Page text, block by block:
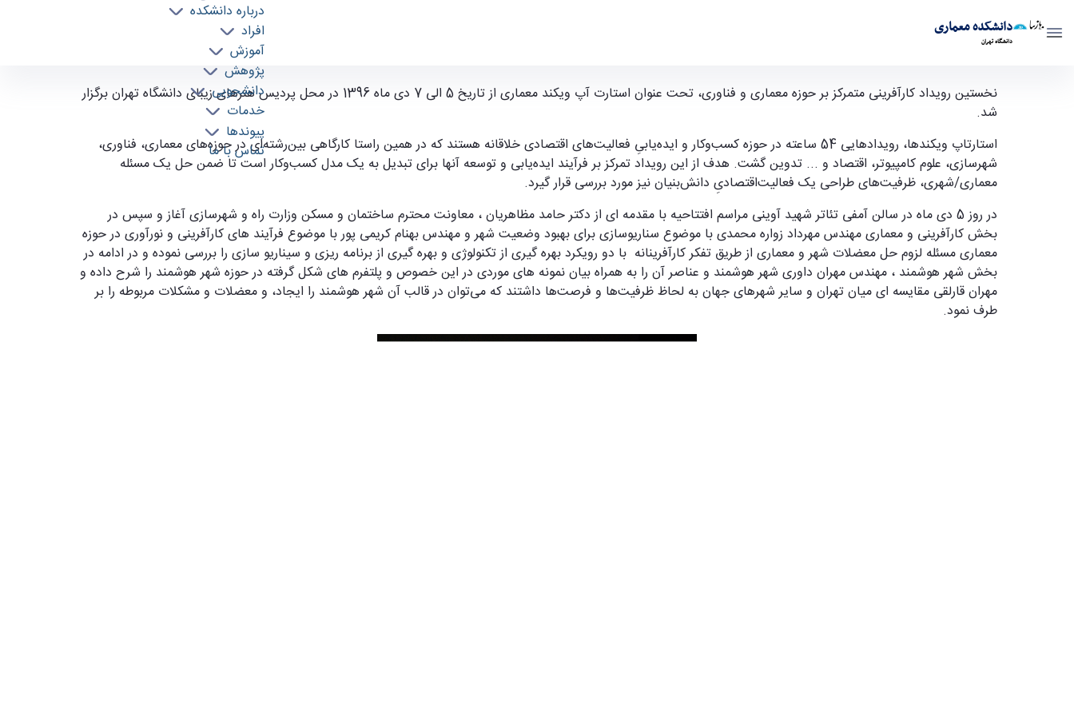
دانشکده معماری
دانشگاه تهران
درباره دانشکده
افراد
آموزش
پژوهش
دانشجویی
خدمات
پیوندها
تماس با ما
گزارش نخستین استارت آپ ویکند معماری و شهر؛ کارگاه آموزشی ایده‌یابی برای کسب‌وکار نوین و دانش‌محور در حوزه معماری و شهر - دانشکده معماری
نخستین رویداد کارآفرینی متمرکز بر حوزه معماری و فناوری، تحت عنوان استارت آپ ویکند معماری از تاریخ 5 الی 7 دی ماه 1396 در محل پردیس هنرهای زیبای دانشگاه تهران برگزار
شد.
استارتاپ ویکند‌ها، رویداد‌هایی 54 ساعته در حوزه کسب‌و‌کار و ایده‌یابیِ فعالیت‌های اقتصادی خلاقانه هستند که در همین راستا کارگاهی بین‌رشته‌ای در حوزه‌های معماری، فناوری،
شهرسازی، علوم کامپیوتر، اقتصاد و ... تدوین گشت. هدف از این رویداد تمرکز بر فرآیند ایده‌یابی و توسعه آنها برای تبدیل به یک مدل کسب‌و‌کار است تا ضمن حل یک مسئله
معماری/شهری، ظرفیت‌های طراحی یک فعالیت‌اقتصادیِ دانش‌بنیان نیز مورد بررسی قرار گیرد.
در روز 5 دی ماه در سالن آمفی تئاتر شهید آوینی مراسم افتتاحیه با مقدمه ای از دکتر حامد مظاهریان ، معاونت محترم ساختمان و مسکن وزارت راه و شهرسازی آغاز و سپس در
بخش کارآفرینی و معماری مهندس مهرداد زواره محمدی با موضوع سناریوسازی برای بهبود وضعیت شهر و مهندس بهنام کریمی پور با موضوع فرآیند های کارآفرینی و نورآوری در حوزه
معماری مسئله لزوم حل معضلات شهر و معماری از طریق تفکر کارآفرینانه با دو رویکرد بهره گیری از تکنولوژی و بهره گیری از برنامه ریزی و سیناریو سازی را بررسی نموده و در ادامه در
بخش شهر هوشمند ، مهندس مهران داوری شهر هوشمند و عناصر آن را به همراه بیان نمونه های موردی در این خصوص و پلتفرم های شکل گرفته در حوزه شهر هوشمند را شرح داده و
مهران قارلقی مقایسه ای میان تهران و سایر شهر‌های جهان به لحاظ ظرفیت‌ها و فرصت‌ها داشتند که می‌توان در قالب آن شهر هوشمند را ایجاد، و معضلات و مشکلات مربوطه را بر
طرف نمود.